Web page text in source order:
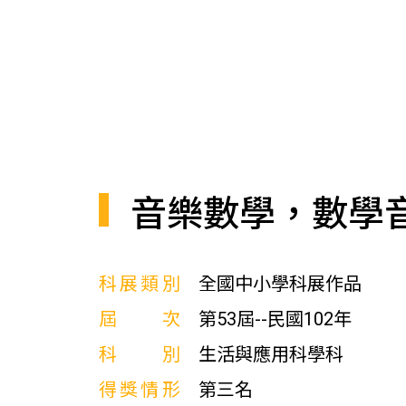
音樂數學，數學
科展類別
全國中小學科展作品
屆次
第53屆--民國102年
科別
生活與應用科學科
得獎情形
第三名